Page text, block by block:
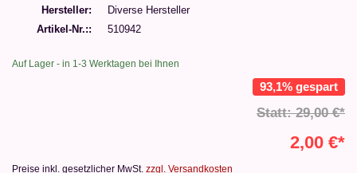
Hersteller
Diverse Hersteller
Artikel-Nr.:
510942
Auf Lager - in 1-3 Werktagen bei Ihnen
93,1% gespart
Statt: 29,00 €*
2,00 €*
Preise inkl. gesetzlicher MwSt. zzgl. Versandkosten